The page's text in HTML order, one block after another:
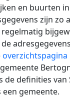
en buurten
zijn zo
overzichtspagina
definities van
gemeente.